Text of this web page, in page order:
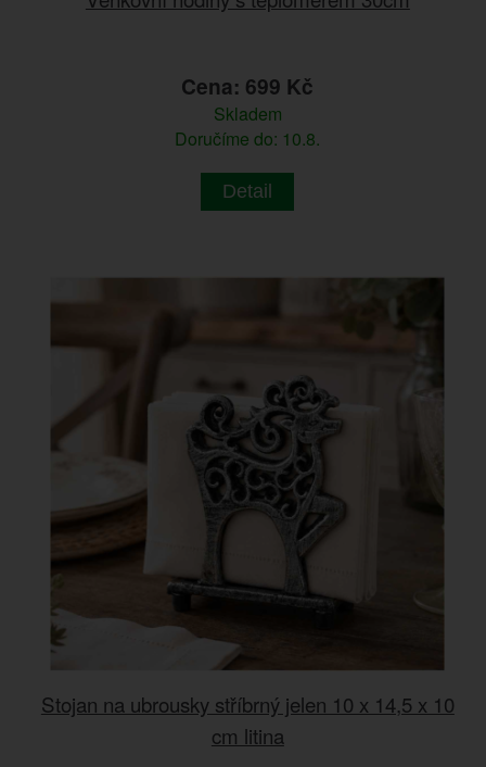
Cena: 699 Kč
Skladem
Doručíme do: 10.8.
Detail
Stojan na ubrousky stříbrný jelen 10 x 14,5 x 10
cm litina